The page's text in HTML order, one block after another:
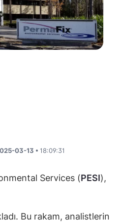
03-13 • 18:09:31
Services (PESI),
Bu rakam, analistlerin